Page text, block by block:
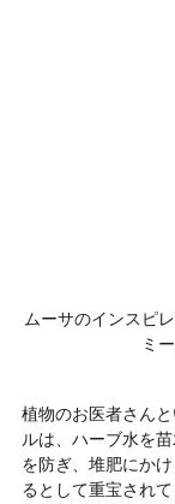
ムーサのインスピ
ミ
植物のお医者さん
ルは、ハーブ水を
を防ぎ、堆肥にか
るとして重宝されて